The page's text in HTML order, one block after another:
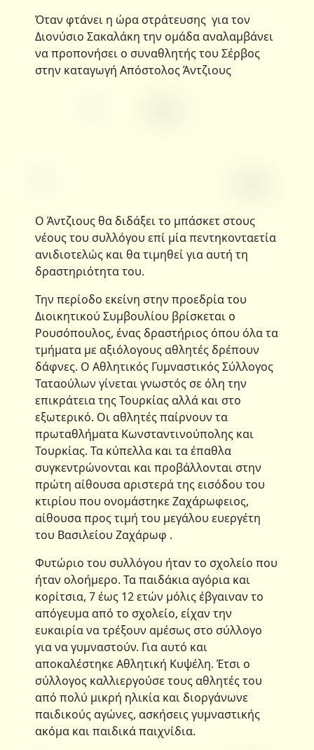
Όταν φτάνει η ώρα στράτευσης για τον
Διονύσιο Σακαλάκη την ομάδα αναλαμβάνει
να προπονήσει ο συναθλητής του Σέρβος
στην καταγωγή Απόστολος Άντζιους
Ο Άντζιους θα διδάξει το μπάσκετ στους
νέους του συλλόγου επί μία πεντηκονταετία
ανιδιοτελώς και θα τιμηθεί για αυτή τη
δραστηριότητα του.
Την περίοδο εκείνη στην προεδρία του
Διοικητικού Συμβουλίου βρίσκεται ο
Ρουσόπουλος, ένας δραστήριος όπου όλα τα
τμήματα με αξιόλογους αθλητές δρέπουν
δάφνες. Ο Αθλητικός Γυμναστικός Σύλλογος
Ταταούλων γίνεται γνωστός σε όλη την
επικράτεια της Τουρκίας αλλά και στο
εξωτερικό. Οι αθλητές παίρνουν τα
πρωταθλήματα Κωνσταντινούπολης και
Τουρκίας. Τα κύπελλα και τα έπαθλα
συγκεντρώνονται και προβάλλονται στην
πρώτη αίθουσα αριστερά της εισόδου του
κτιρίου που ονομάστηκε Ζαχάρωφειος,
αίθουσα προς τιμή του μεγάλου ευεργέτη
του Βασιλείου Ζαχάρωφ .
Φυτώριο του συλλόγου ήταν το σχολείο που
ήταν ολοήμερο. Τα παιδάκια αγόρια και
κορίτσια, 7 έως 12 ετών μόλις έβγαιναν το
απόγευμα από το σχολείο, είχαν την
ευκαιρία να τρέξουν αμέσως στο σύλλογο
για να γυμναστούν. Για αυτό και
αποκαλέστηκε Αθλητική Κυψέλη. Έτσι ο
σύλλογος καλλιεργούσε τους αθλητές του
από πολύ μικρή ηλικία και διοργάνωνε
παιδικούς αγώνες, ασκήσεις γυμναστικής
ακόμα και παιδικά παιχνίδια.